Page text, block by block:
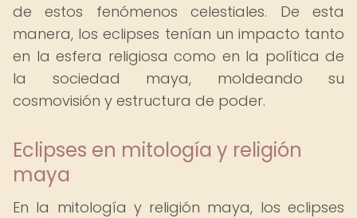
de estos fenómenos celestiales. De esta
manera, los eclipses tenían un impacto tanto
en la esfera religiosa como en la política de
la sociedad maya, moldeando su
cosmovisión y estructura de poder.
Eclipses en mitología y religión
maya
En la mitología y religión maya, los eclipses